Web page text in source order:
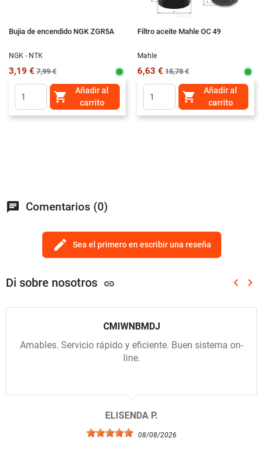
Bujia de encendido NGK ZGR5A
NGK - NTK
3,19 € 7,99 €

Añadir al
carrito
Filtro aceite Mahle OC 49
Mahle
6,63 € 15,78 €

Añadir al
carrito
chat Comentarios (0)
edit Sea el primero en escribir una reseña
Di sobre nosotros link keyboard_arrow_left keyboard_arrow_right
CMIWNBMDJ
Amables. Servicio rápido y eficiente. Buen sistema on-
line.
ELISENDA P.
08/08/2026